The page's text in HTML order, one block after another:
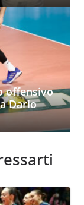
offensivo
Dario